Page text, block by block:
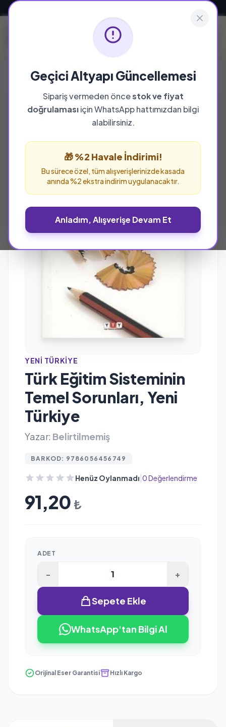
Geçici Altyapı Güncellemesi
Sipariş vermeden öncestok ve fiyat
doğrulamasıiçin WhatsApp hattımızdan bilgi
alabilirsiniz.
🎁 %2 Havale İndirimi!
Bu sürece özel, tüm alışverişlerinizde kasada
anında %2 ekstra indirim uygulanacaktır.
Anladım, Alışverişe Devam Et
YENI TÜRKIYE
Türk Eğitim Sisteminin
Temel Sorunları, Yeni
Türkiye
Yazar: Belirtilmemiş
BARKOD: 9786056456749
Henüz Oylanmadı 0 Değerlendirme
91,20 ₺
ADET
- +
Sepete Ekle
WhatsApp'tan Bilgi Al
Orijinal Eser Garantisi Hızlı Kargo